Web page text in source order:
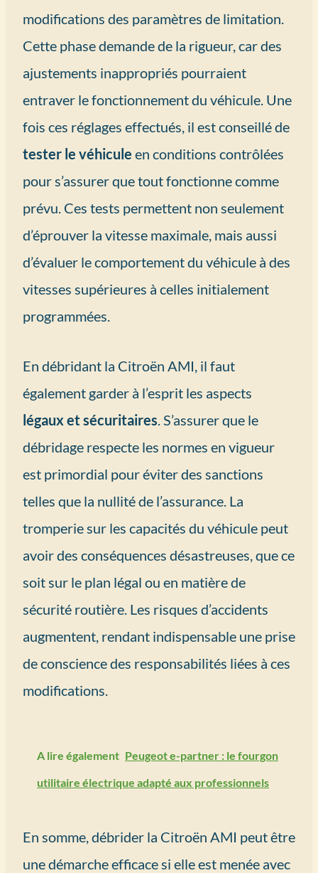
modifications des paramètres de limitation.
Cette phase demande de la rigueur, car des
ajustements inappropriés pourraient
entraver le fonctionnement du véhicule. Une
fois ces réglages effectués, il est conseillé de
tester le véhicule en conditions contrôlées
pour s’assurer que tout fonctionne comme
prévu. Ces tests permettent non seulement
d’éprouver la vitesse maximale, mais aussi
d’évaluer le comportement du véhicule à des
vitesses supérieures à celles initialement
programmées.
En débridant la Citroën AMI, il faut
également garder à l’esprit les aspects
légaux et sécuritaires . S’assurer que le
débridage respecte les normes en vigueur
est primordial pour éviter des sanctions
telles que la nullité de l’assurance. La
tromperie sur les capacités du véhicule peut
avoir des conséquences désastreuses, que ce
soit sur le plan légal ou en matière de
sécurité routière. Les risques d’accidents
augmentent, rendant indispensable une prise
de conscience des responsabilités liées à ces
modifications.
A lire également Peugeot e-partner : le fourgon
utilitaire électrique adapté aux professionnels
En somme, débrider la Citroën AMI peut être
une démarche efficace si elle est menée avec